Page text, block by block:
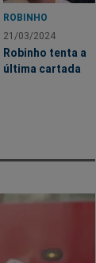
ROBINHO
21/03/2024
Robinho tenta a
última cartada